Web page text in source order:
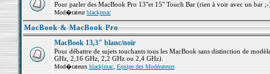
Pour parler des MacBook Pro 13"et 15" Touch Bar (rien à voir avec un bar
Mod�rateurblackjmac
MacBook & MacBook Pro
MacBook 13,3" blanc/noir
Pour débattre de sujets touchants tous les MacBook sans distinction de
GHz, 2,16 GHz, 2,2 GHz ou 2,4 GHz).
Mod�rateurs blackjmac, Equipe des Modérateurs